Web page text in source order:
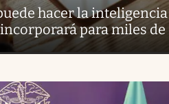
hacer la inteligencia
para miles de